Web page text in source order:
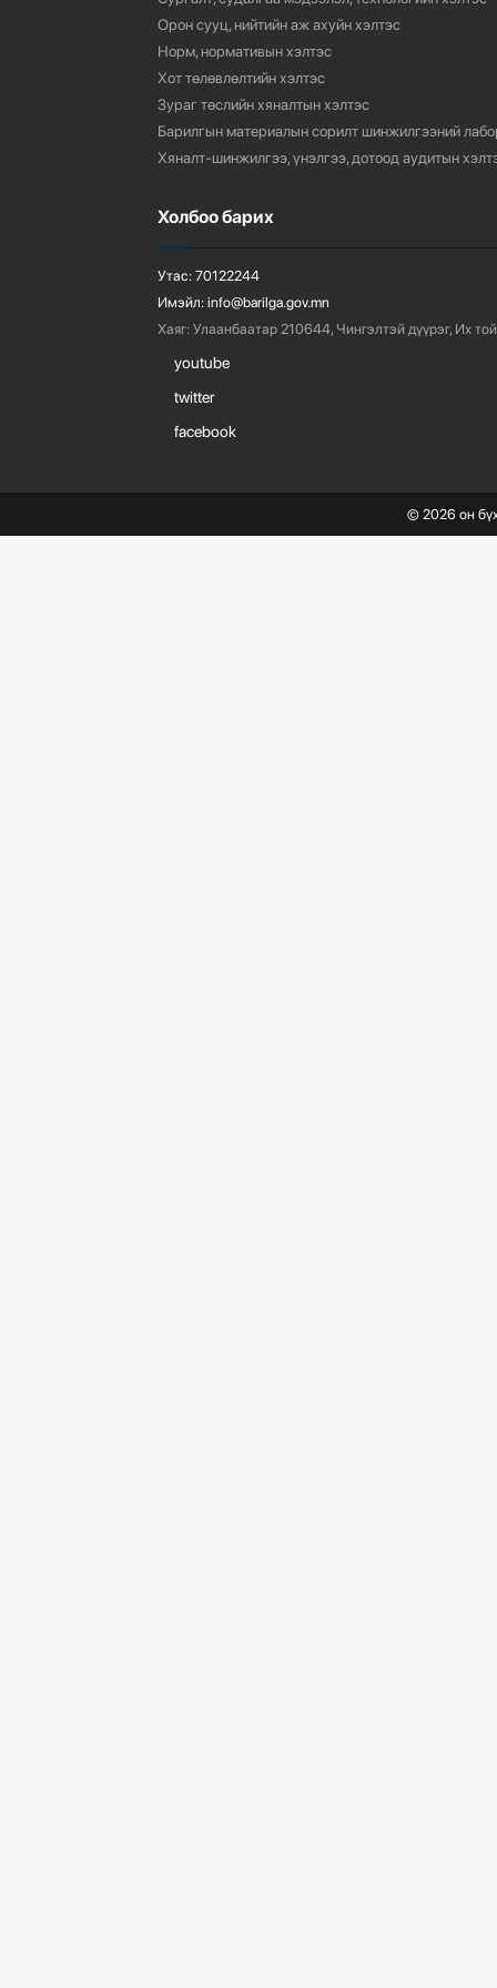
Орон сууц, нийтийн аж ахуйн хэлтэс
Норм, нормативын хэлтэс
Хот төлөвлөлтийн хэлтэс
Зураг төслийн хяналтын хэлтэс
Барилгын материалын сорилт шинжилгээний
Хяналт-шинжилгээ, үнэлгээ, дотоод аудитын
Холбоо барих
Утас: 70122244
Имэйл: info@barilga.gov.mn
Хаяг: Улаанбаатар 210644, Чингэлтэй дүүрэг, Их
youtube
twitter
facebook
© 2026 он